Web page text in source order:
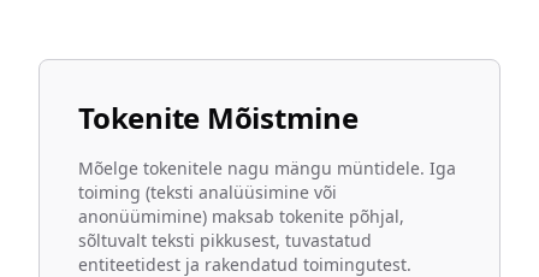
Tokenite Mõistmine
Mõelge tokenitele nagu mängu müntidele. Iga
toiming (teksti analüüsimine või
anonüümimine) maksab tokenite põhjal,
sõltuvalt teksti pikkusest, tuvastatud
entiteetidest ja rakendatud toimingutest.